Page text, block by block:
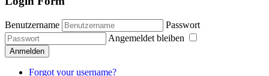
Benutzername
Passwort
Angemeldet bleiben
Anmelden
Forgot your username?